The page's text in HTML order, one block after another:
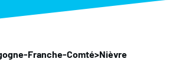
Franche-Comté>Nièvre